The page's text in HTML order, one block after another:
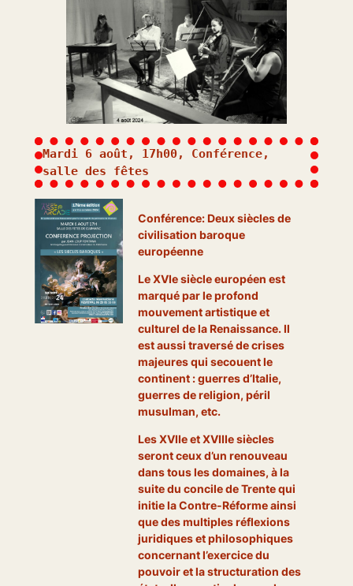
Mardi 6 août, 17h00, Conférence,
salle des fêtes
Conférence: Deux siècles de
civilisation baroque
européenne
Le XVIe siècle européen est
marqué par le profond
mouvement artistique et
culturel de la Renaissance. Il
est aussi traversé de crises
majeures qui secouent le
continent : guerres d’Italie,
guerres de religion, péril
musulman, etc.
Les XVIIe et XVIIIe siècles
seront ceux d’un renouveau
dans tous les domaines, à la
suite du concile de Trente qui
initie la Contre-Réforme ainsi
que des multiples réflexions
juridiques et philosophiques
concernant l’exercice du
pouvoir et la structuration des